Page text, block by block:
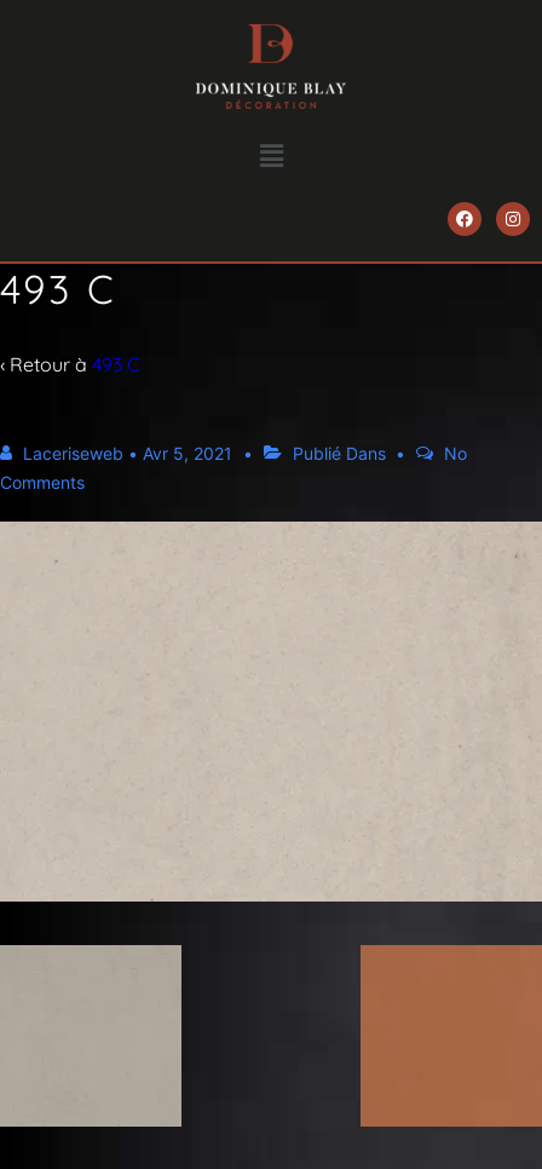
493 C
‹ Retour à 493 C
Laceriseweb • Avr 5, 2021 Publié Dans
No
Comments